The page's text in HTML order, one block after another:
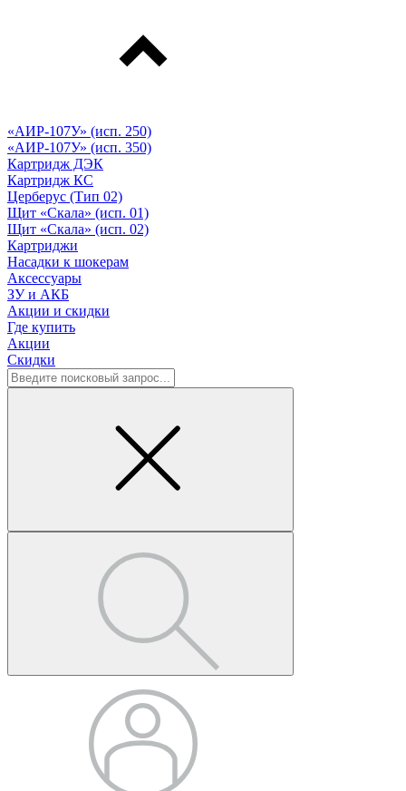
«АИР-107У» (исп. 250)
«АИР-107У» (исп. 350)
Картридж ДЭК
Картридж КС
Церберус (Тип 02)
Щит «Скала» (исп. 01)
Щит «Скала» (исп. 02)
Картриджи
Насадки к шокерам
Аксессуары
ЗУ и АКБ
Акции и скидки
Где купить
Акции
Скидки